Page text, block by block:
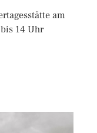
am
14 Uhr